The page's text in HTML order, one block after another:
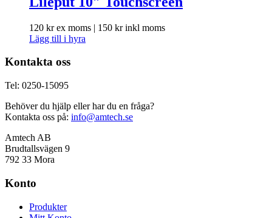
120 krex moms | 150 krinkl moms
Lägg till i hyra
Kontakta oss
Tel: 0250-15095
Behöver du hjälp eller har du en fråga?
Kontakta oss på: info@amtech.se
Amtech AB
Brudtallsvägen 9
792 33 Mora
Konto
Produkter